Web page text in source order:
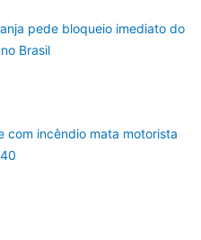
pede bloqueio imediato do
Brasil
com incêndio mata motorista